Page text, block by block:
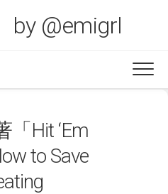
by @emigrl
「Hit ‘Em
to Save